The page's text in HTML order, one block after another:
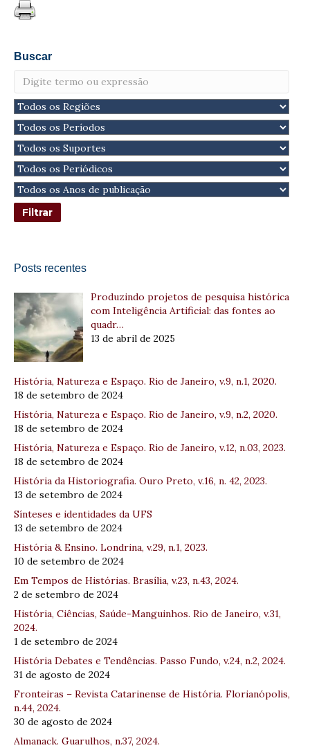
Buscar
Posts recentes
Produzindo projetos de pesquisa histórica
com Inteligência Artificial: das fontes ao
quadr…
13 de abril de 2025
História, Natureza e Espaço. Rio de Janeiro, v.9, n.1, 2020.
18 de setembro de 2024
História, Natureza e Espaço. Rio de Janeiro, v.9, n.2, 2020.
18 de setembro de 2024
História, Natureza e Espaço. Rio de Janeiro, v.12, n.03, 2023.
18 de setembro de 2024
História da Historiografia. Ouro Preto, v.16, n. 42, 2023.
13 de setembro de 2024
Sínteses e identidades da UFS
13 de setembro de 2024
História & Ensino. Londrina, v.29, n.1, 2023.
10 de setembro de 2024
Em Tempos de Histórias. Brasília, v.23, n.43, 2024.
2 de setembro de 2024
História, Ciências, Saúde-Manguinhos. Rio de Janeiro, v.31,
2024.
1 de setembro de 2024
História Debates e Tendências. Passo Fundo, v.24, n.2, 2024.
31 de agosto de 2024
Fronteiras – Revista Catarinense de História. Florianópolis,
n.44, 2024.
30 de agosto de 2024
Almanack. Guarulhos, n.37, 2024.